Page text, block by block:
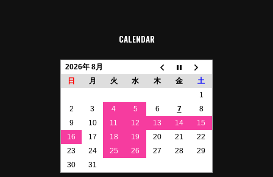
CALENDAR
2026年 8月
日
月 火 水 木 金
土
1
2
3 4 5 6 7
8
9
10 11 12 13 14
15
16
17 18 19 20 21
22
23
24 25 26 27 28
29
30
31